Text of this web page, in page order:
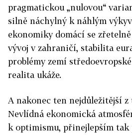
pragmatickou „nulovou“
silně náchylný k náhlým
ekonomiky domácí se
vývoj v zahraničí, stabilita
problémy zemí
realita ukáže.
A nakonec ten nejdůležitější
Nevlídná ekonomická
k optimismu, přinejlepším tak